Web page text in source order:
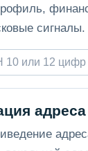
сигналы.
адреса